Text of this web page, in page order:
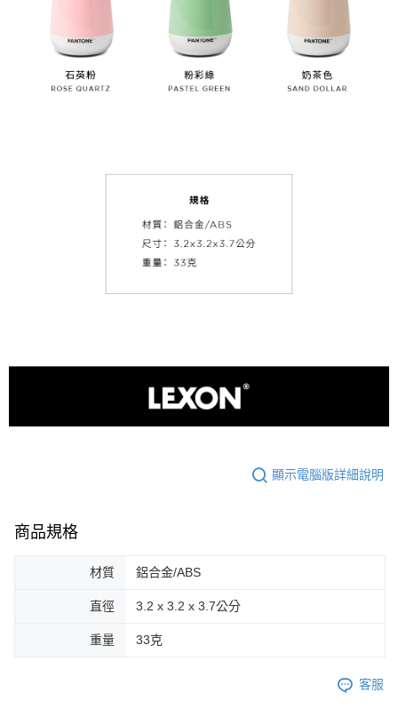
顯示電腦版詳細說明
商品規格
材質 鋁合金/ABS
直徑 3.2 x 3.2 x 3.7公分
重量 33克
客服